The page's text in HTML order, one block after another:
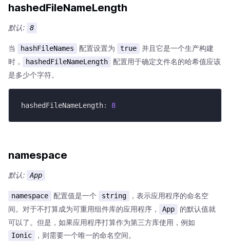
hashedFileNameLength
默认: 8
当 hashFileNames 配置设置为 true
并且它是一个生产构建
时，
hashedFileNameLength
配置用于确定文件名的哈希值应该
是多少个字符。
hashedFileNameLength: 8
namespace
默认: App
namespace 配置值是一个 string
，表示应用程序的命名空
间。对于不打算成为可重用组件库的应用程序，
App
的默认值就
可以了。但是，如果应用程序打算作为第三方库使用，例如
Ionic ，则需要一个唯一的命名空间。